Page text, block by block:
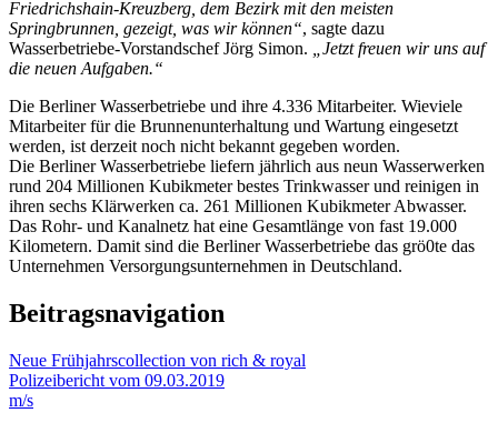
Friedrichshain-Kreuzberg, dem Bezirk mit den meisten
Springbrunnen, gezeigt, was wir können“, sagte dazu
Wasserbetriebe-Vorstandschef Jörg Simon.
„Jetzt freuen wir uns auf
die neuen Aufgaben.“
Die Berliner Wasserbetriebe und ihre 4.336 Mitarbeiter. Wieviele
Mitarbeiter für die Brunnenunterhaltung und Wartung eingesetzt
werden, ist derzeit noch nicht bekannt gegeben worden.
Die Berliner Wasserbetriebe liefern jährlich aus neun Wasserwerken
rund 204 Millionen Kubikmeter bestes Trinkwasser und reinigen in
ihren sechs Klärwerken ca. 261 Millionen Kubikmeter Abwasser.
Das Rohr- und Kanalnetz hat eine Gesamtlänge von fast 19.000
Kilometern. Damit sind die Berliner Wasserbetriebe das grö0te das
Unternehmen Versorgungsunternehmen in Deutschland.
Beitragsnavigation
Neue Frühjahrscollection von rich & royal
Polizeibericht vom 09.03.2019
m/s